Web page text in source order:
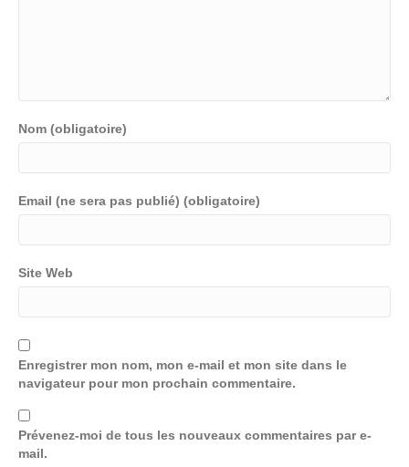
Nom (obligatoire)
Email (ne sera pas publié) (obligatoire)
Site Web
Enregistrer mon nom, mon e-mail et mon site dans le
navigateur pour mon prochain commentaire.
Prévenez-moi de tous les nouveaux commentaires par e-
mail.